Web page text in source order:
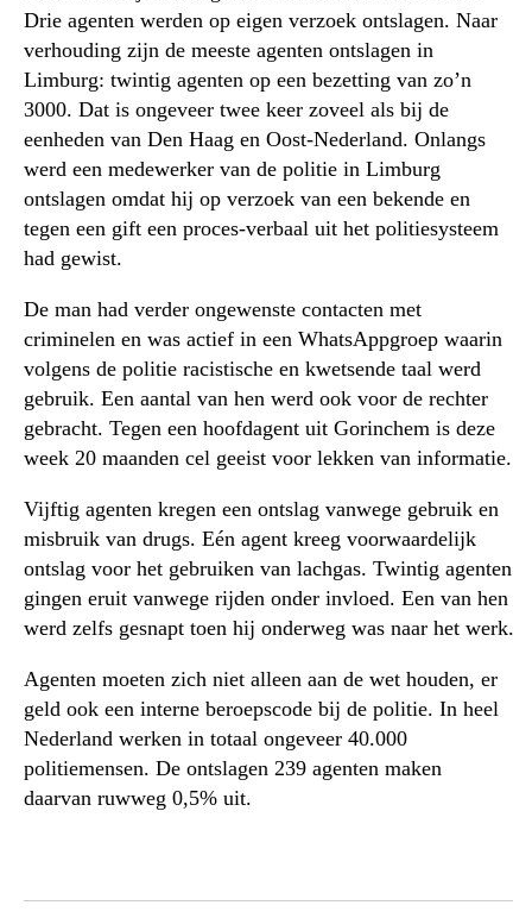
Drie agenten werden op eigen verzoek ontslagen. Naar
verhouding zijn de meeste agenten ontslagen in
Limburg: twintig agenten op een bezetting van zo’n
3000. Dat is ongeveer twee keer zoveel als bij de
eenheden van Den Haag en Oost-Nederland. Onlangs
werd een medewerker van de politie in Limburg
ontslagen omdat hij op verzoek van een bekende en
tegen een gift een proces-verbaal uit het politiesysteem
had gewist.
De man had verder ongewenste contacten met
criminelen en was actief in een WhatsAppgroep waarin
volgens de politie racistische en kwetsende taal werd
gebruik. Een aantal van hen werd ook voor de rechter
gebracht. Tegen een hoofdagent uit Gorinchem is deze
week 20 maanden cel geeist voor lekken van informatie.
Vijftig agenten kregen een ontslag vanwege gebruik en
misbruik van drugs. Eén agent kreeg voorwaardelijk
ontslag voor het gebruiken van lachgas. Twintig agenten
gingen eruit vanwege rijden onder invloed. Een van hen
werd zelfs gesnapt toen hij onderweg was naar het werk.
Agenten moeten zich niet alleen aan de wet houden, er
geld ook een interne beroepscode bij de politie. In heel
Nederland werken in totaal ongeveer 40.000
politiemensen. De ontslagen 239 agenten maken
daarvan ruwweg 0,5% uit.